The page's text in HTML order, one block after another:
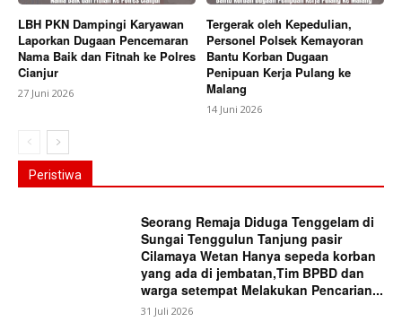
LBH PKN Dampingi Karyawan
Laporkan Dugaan Pencemaran
Nama Baik dan Fitnah ke Polres
Cianjur
27 Juni 2026
Tergerak oleh Kepedulian,
Personel Polsek Kemayoran
Bantu Korban Dugaan
Penipuan Kerja Pulang ke
Malang
14 Juni 2026
Peristiwa
Seorang Remaja Diduga Tenggelam di
Sungai Tenggulun Tanjung pasir
Cilamaya Wetan Hanya sepeda korban
yang ada di jembatan,Tim BPBD dan
warga setempat Melakukan Pencarian...
31 Juli 2026